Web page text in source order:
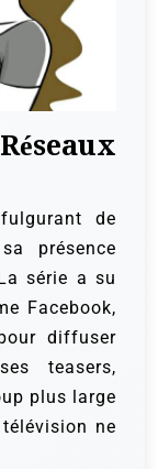
de
présence
série a su
Facebook,
diffuser
teasers,
plus large
ne